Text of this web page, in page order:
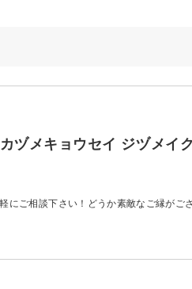
ヅメキョウセイ ジヅメイ
ご相談下さい！どうか素敵なご縁がご